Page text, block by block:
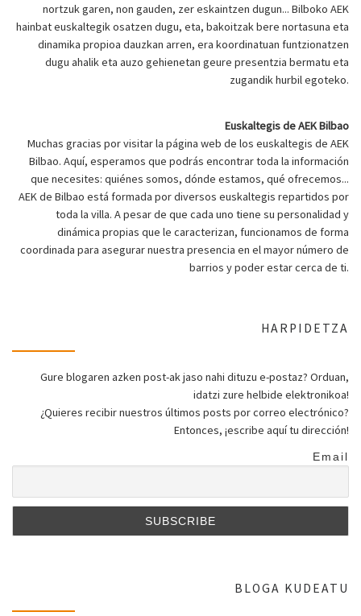
nortzuk garen, non gauden, zer eskaintzen dugun... Bilboko AEK
hainbat euskaltegik osatzen dugu, eta, bakoitzak bere nortasuna eta
dinamika propioa dauzkan arren, era koordinatuan funtzionatzen
dugu ahalik eta auzo gehienetan geure presentzia bermatu eta
zugandik hurbil egoteko.
Euskaltegis de AEK Bilbao
Muchas gracias por visitar la página web de los euskaltegis de AEK
Bilbao. Aquí, esperamos que podrás encontrar toda la información
que necesites: quiénes somos, dónde estamos, qué ofrecemos...
AEK de Bilbao está formada por diversos euskaltegis repartidos por
toda la villa. A pesar de que cada uno tiene su personalidad y
dinámica propias que le caracterizan, funcionamos de forma
coordinada para asegurar nuestra presencia en el mayor número de
barrios y poder estar cerca de ti.
HARPIDETZA
Gure blogaren azken post-ak jaso nahi dituzu e-postaz? Orduan,
idatzi zure helbide elektronikoa!
¿Quieres recibir nuestros últimos posts por correo electrónico?
Entonces, ¡escribe aquí tu dirección!
Email
BLOGA KUDEATU